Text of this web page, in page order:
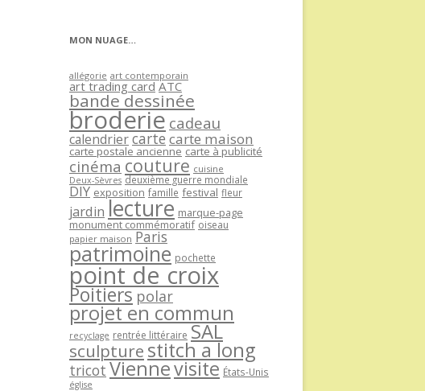
MON NUAGE…
allégorie art contemporain
art trading card ATC
bande dessinée
broderie cadeau
calendriercartecarte maison
carte postale ancienne carte à publicité
cinéma couture cuisine
Deux-Sèvres deuxième guerre mondiale
DIY exposition famille festival fleur
jardin lecture marque-page
monument commémoratif oiseau
papier maison Paris
patrimoine pochette
point de croix
Poitiers polar
projet en commun
recyclage rentrée littéraire SAL
sculpture stitch a long
tricot Viennevisite États-Unis
église